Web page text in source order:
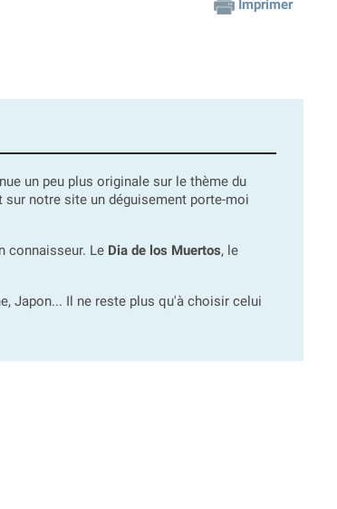
Imprimer
un peu plus originale sur le thème du
notre site un déguisement porte-moi
connaisseur. Le Dia de los Muertos, le
Japon... Il ne reste plus qu'à choisir celui